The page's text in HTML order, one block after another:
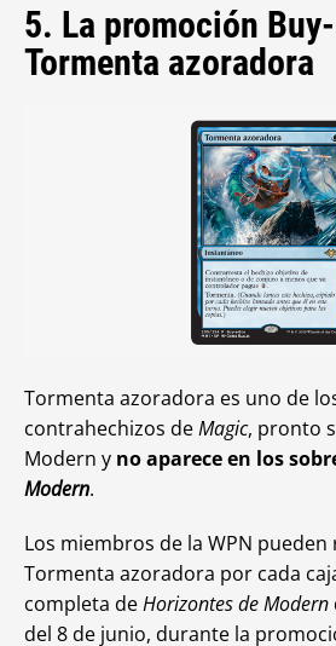
5. La promoción
Tormenta azoradora
Tormenta azoradora es uno de
contrahechizos deMagic, pronto
Modern y no aparece en los
Modern.
Los miembros de la WPN pueden
Tormenta azoradora por cada
completa deHorizontes de Modern
del 8 de junio, durante la